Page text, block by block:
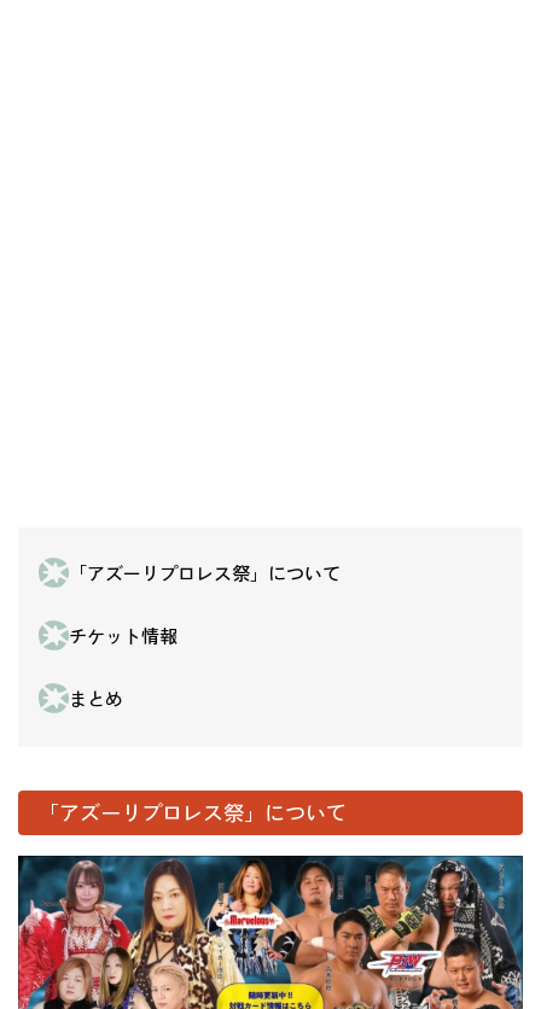
「アズーリプロレス祭」について
チケット情報
まとめ
「アズーリプロレス祭」について